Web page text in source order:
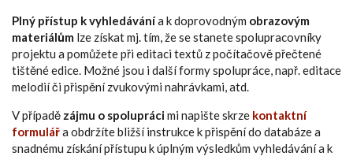
Plný přístup k vyhledávánía k doprovodným obrazovým
materiálům lze získat mj. tím, že se stanete spolupracovníky
projektu a pomůžete při editaci textů z počítačově přečtené
tištěné edice. Možné jsou i další formy spolupráce, např. editace
melodií či přispění zvukovými nahrávkami, atd.
V případě zájmu o spoluprácimi napište skrze kontaktní
formulářa obdržíte bližší instrukce k přispění do databáze a
snadnému získání přístupu k úplným výsledkům vyhledávání a k